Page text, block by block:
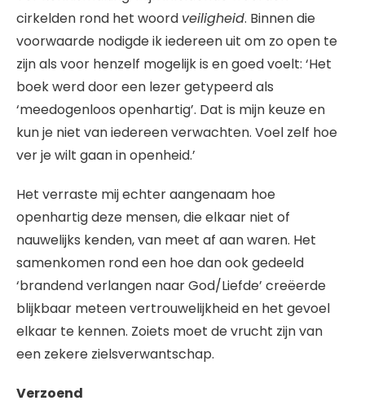
cirkelden rond het woord veiligheid. Binnen die
voorwaarde nodigde ik iedereen uit om zo open te
zijn als voor henzelf mogelijk is en goed voelt: ‘Het
boek werd door een lezer getypeerd als
‘meedogenloos openhartig’. Dat is mijn keuze en
kun je niet van iedereen verwachten. Voel zelf hoe
ver je wilt gaan in openheid.’
Het verraste mij echter aangenaam hoe
openhartig deze mensen, die elkaar niet of
nauwelijks kenden, van meet af aan waren. Het
samenkomen rond een hoe dan ook gedeeld
‘brandend verlangen naar God/Liefde’ creëerde
blijkbaar meteen vertrouwelijkheid en het gevoel
elkaar te kennen. Zoiets moet de vrucht zijn van
een zekere zielsverwantschap.
Verzoend